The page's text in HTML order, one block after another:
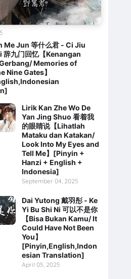
Me Jun 等什么君 - Ci Jiu
辞九门回忆【Kenangan
Memories of
Nine Gates】
Lirik Kan Zhe Wo De
Yan Jing Shuo 看着我
的眼睛说【Lihatlah
Mataku dan Katakan/
Look Into My Eyes and
Tell Me】[Pinyin +
Hanzi + English +
Indonesia]
September 04, 2025
Dai Yutong 戴羽彤 - Ke
Yi Bu Shi Ni 可以不是你
【Bisa Bukan Kamu/ It
Could Have Not Been
You】
[Pinyin,English,Indon
esian Translation]
April 05, 2025